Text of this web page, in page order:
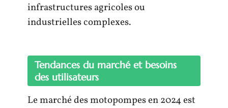
infrastructures agricoles ou
industrielles complexes.
Tendances du marché et besoins
des utilisateurs
Le marché des motopompes en 2024 est